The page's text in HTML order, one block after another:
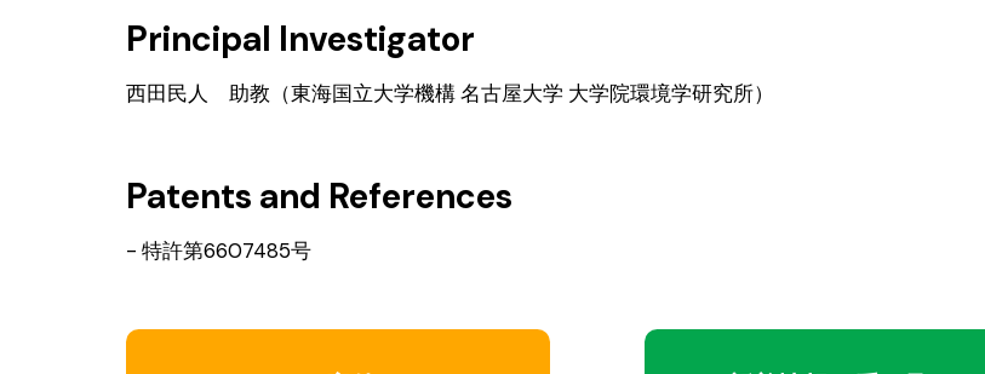
Principal Investigator
西田民人 助教（東海国立大学機構 名古屋大学 大学院環境学研究所）
Patents and References
- 特許第6607485号